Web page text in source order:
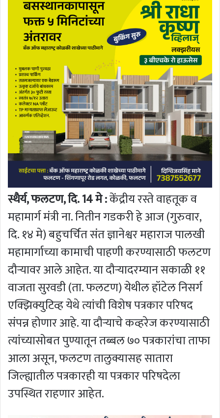
स्थैर्य, फलटण, दि. 14 मे :केंद्रीय रस्ते वाहतूक व
महामार्ग मंत्री ना. नितीन गडकरी हे आज (गुरुवार,
दि. १४ मे) बहुचर्चित संत ज्ञानेश्वर महाराज पालखी
महामार्गाच्या कामाची पाहणी करण्यासाठी फलटण
दौऱ्यावर आले आहेत. या दौऱ्यादरम्यान सकाळी ११
वाजता सुरवडी (ता. फलटण) येथील हॉटेल निसर्ग
एक्झिक्युटिव्ह येथे त्यांची विशेष पत्रकार परिषद
संपन्न होणार आहे. या दौऱ्याचे कव्हरेज करण्यासाठी
त्यांच्यासोबत पुण्यातून तब्बल ७० पत्रकारांचा ताफा
आला असून, फलटण तालुक्यासह सातारा
जिल्ह्यातील पत्रकारही या पत्रकार परिषदेला
उपस्थित राहणार आहेत.